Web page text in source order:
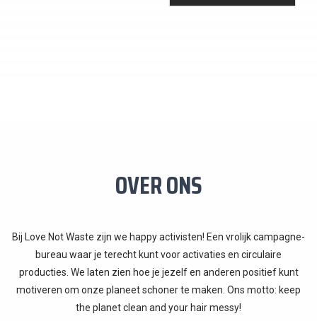
OVER ONS
Bij Love Not Waste zijn we happy activisten! Een vrolijk campagne-
bureau waar je terecht kunt voor activaties en circulaire
producties. We laten zien hoe je jezelf en anderen positief kunt
motiveren om onze planeet schoner te maken. Ons motto: keep
the planet clean and your hair messy!